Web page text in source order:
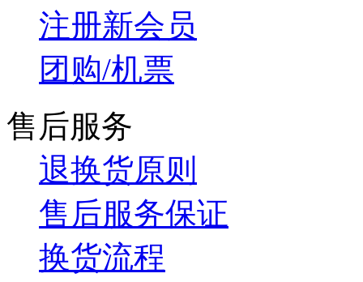
注册新会员
团购/机票
售后服务
退换货原则
售后服务保证
换货流程